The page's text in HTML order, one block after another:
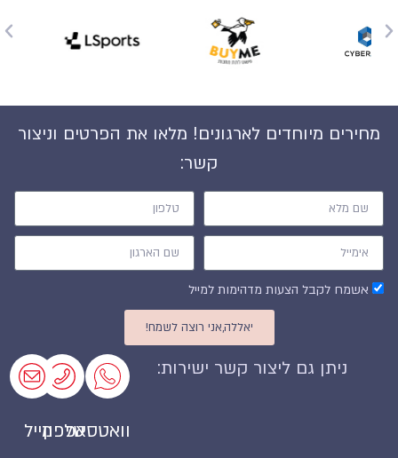
מחירים מיוחדים לארגונים! מלאו את הפרטים וניצור
קשר:
אשמח לקבל הצעות מדהימות למייל
יאללה,אני רוצה לשמח!
ניתן גם ליצור קשר ישירות:
וואטסאפטלפוןמייל